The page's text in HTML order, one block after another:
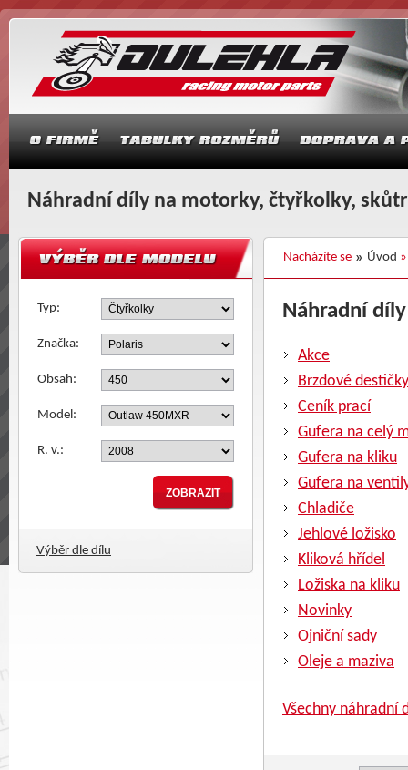
Náhradní díly na motorky, čtyřkolky,
Nacházíte se Úvod
Typ:
Značka:
Obsah:
Model:
R. v.:
Výběr dle dílu
Náhradní
Akce
Brzdové destičky
Ceník prací
Gufera na celý
Gufera na kliku
Gufera na
Chladiče
Jehlové ložisko
Kliková hřídel
Ložiska na kliku
Novinky
Ojniční sady
Oleje a maziva
Všechny náhradní